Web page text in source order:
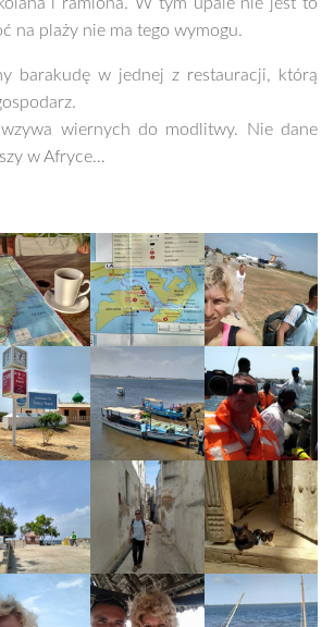
i ramiona. W tym upale nie jest to
na plaży nie ma tego wymogu.
barakudę w jednej z restauracji, którą
wiernych do modlitwy. Nie dane
w Afryce…